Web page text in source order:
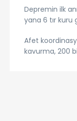
Depremin ilk
yana 6 tır kuru
Afet
kavurma, 200